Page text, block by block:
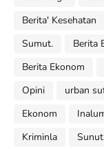
Berita' Kesehatan
Sumut.
Berita
Berita Ekonom
Opini
urban
Ekonom
Kriminla
Sunut